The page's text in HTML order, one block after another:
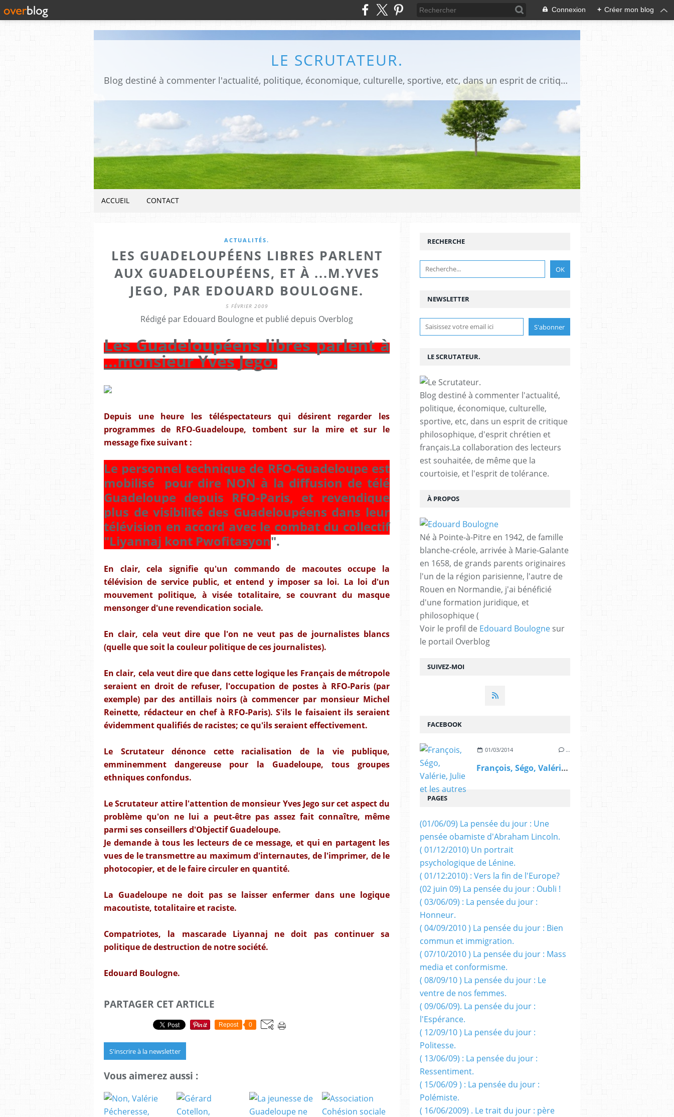
Connexion + Créer mon blog
LE SCRUTATEUR.
Blog destiné à commenter l'actualité, politique, économique, culturelle, sportive, etc, dans un esprit de critique philosophique, d'esprit chrétien et français.La collaboration des lecteurs est souhaitée, de même que la courtoisie, et l'esprit de tolérance.
ACCUEIL CONTACT
ACTUALITÉS.
LES GUADELOUPÉENS LIBRES PARLENT
AUX GUADELOUPÉENS, ET À ...M.YVES
JEGO, PAR EDOUARD BOULOGNE.
5 FÉVRIER 2009
Rédigé par Edouard Boulogne et publié depuis Overblog
Les Guadeloupéens libres parlent à
...monsieur Yves Jego.
Depuis une heure les téléspectateurs qui désirent regarder les
programmes de RFO-Guadeloupe, tombent sur la mire et sur le
message fixe suivant :
Le personnel technique de RFO-Guadeloupe est
mobilisé pour dire NON à la diffusion de télé
Guadeloupe depuis RFO-Paris, et revendique
plus de visibilité des Guadeloupéens dans leur
télévision en accord avec le combat du collectif
"Liyannaj kont Pwofitasyon".
En clair, cela signifie qu'un commando de macoutes occupe la
télévision de service public, et entend y imposer sa loi. La loi d'un
mouvement politique, à visée totalitaire, se couvrant du masque
mensonger d'une revendication sociale.
En clair, cela veut dire que l'on ne veut pas de journalistes blancs
(quelle que soit la couleur politique de ces journalistes).
En clair, cela veut dire que dans cette logique les Français de métropole
seraient en droit de refuser, l'occupation de postes à RFO-Paris (par
exemple) par des antillais noirs (à commencer par monsieur Michel
Reinette, rédacteur en chef à RFO-Paris). S'ils le faisaient ils seraient
évidemment qualifiés de racistes; ce qu'ils seraient effectivement.
Le Scrutateur dénonce cette racialisation de la vie publique,
emminemment dangereuse pour la Guadeloupe, tous groupes
ethniques confondus.
Le Scrutateur attire l'attention de monsieur Yves Jego sur cet aspect du
problème qu'on ne lui a peut-être pas assez fait connaître, même
parmi ses conseillers d'Objectif Guadeloupe.
Je demande à tous les lecteurs de ce message, et qui en partagent les
vues de le transmettre au maximum d'internautes, de l'imprimer, de le
photocopier, et de le faire circuler en quantité.
La Guadeloupe ne doit pas se laisser enfermer dans une logique
macoutiste, totalitaire et raciste.
Compatriotes, la mascarade Liyannaj ne doit pas continuer sa
politique de destruction de notre société.
Edouard Boulogne.
PARTAGER CET ARTICLE
Repost 0
S'inscrire à la newsletter
Vous aimerez aussi :
NEWSLETTER
SUIVEZ-MOI
RECHERCHE
LE SCRUTATEUR.
Blog destiné à commenter l'actualité,
politique, économique, culturelle,
sportive, etc, dans un esprit de critique
philosophique, d'esprit chrétien et
français.La collaboration des lecteurs
est souhaitée, de même que la
courtoisie, et l'esprit de tolérance.
À PROPOS
Né à Pointe-à-Pitre en 1942, de famille
blanche-créole, arrivée à Marie-Galante
en 1658, de grands parents originaires
l'un de la région parisienne, l'autre de
Rouen en Normandie, j'ai bénéficié
d'une formation juridique, et
philosophique (
Voir le profil de Edouard Boulogne sur
le portail Overblog
FACEBOOK
01/03/2014 …
François, Ségo, Valérie, Julie et les autres
PAGES
(01/06/09) La pensée du jour : Une
pensée obamiste d'Abraham Lincoln.
( 01/12/2010) Un portrait
psychologique de Lénine.
( 01/12:2010) : Vers la fin de l'Europe?
(02 juin 09) La pensée du jour : Oubli !
( 03/06/09) : La pensée du jour :
Honneur.
( 04/09/2010 ) La pensée du jour : Bien
commun et immigration.
( 07/10/2010 ) La pensée du jour : Mass
media et conformisme.
( 08/09/10 ) La pensée du jour : Le
ventre de nos femmes.
( 09/06/09). La pensée du jour :
l'Espérance.
( 12/09/10 ) La pensée du jour :
Politesse.
( 13/06/09) : La pensée du jour :
Ressentiment.
( 15/06/09 ) : La pensée du jour :
Polémiste.
( 16/06/2009) . Le trait du jour : père